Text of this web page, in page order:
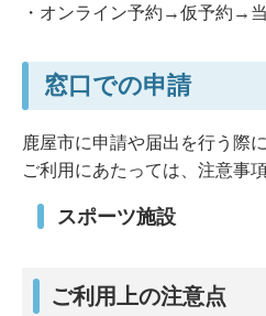
・オンライン予約→仮予約→
窓口での申請
鹿屋市に申請や届出を行う際
ご利用にあたっては、注意事
スポーツ施設
ご利用上の注意点